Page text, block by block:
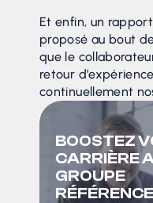
Et enfin, un
proposé au bout
que le
retour
continuellement
BOOSTEZ
CARRIÈRE
GROUPE
RÉFÉRENCE